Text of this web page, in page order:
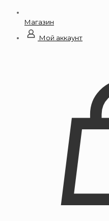
Магазин
Мой аккаунт